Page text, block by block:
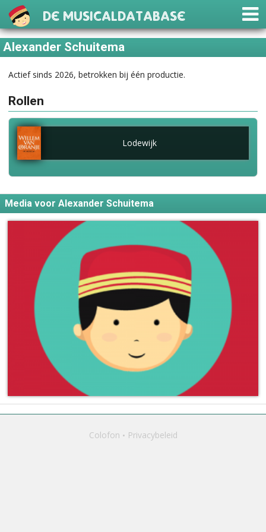
De Musicaldatabase
Alexander Schuitema
Actief sinds 2026, betrokken bij één productie.
Rollen
Lodewijk
Media voor Alexander Schuitema
Colofon Privacybeleid